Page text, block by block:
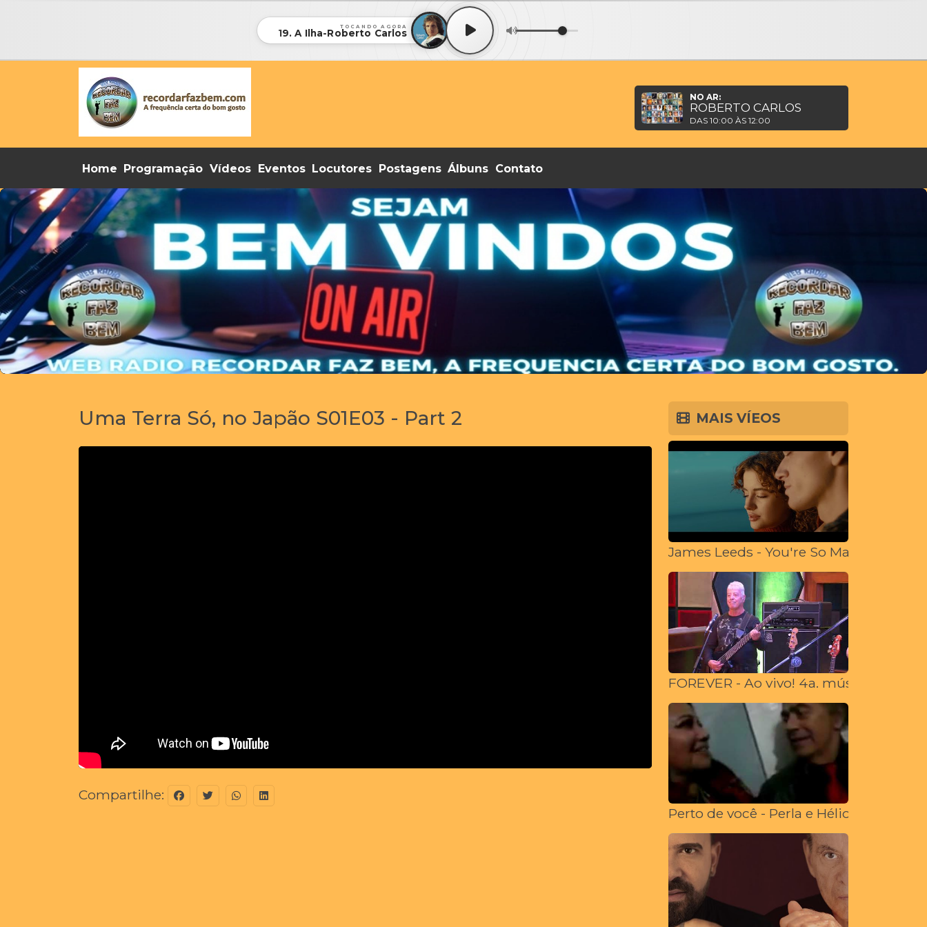
TOCANDO AGORA
19. A Ilha-Roberto Carlos
NO AR:
ROBERTO CARLOS
DAS 10:00 ÀS 12:00
Home Programação Vídeos Eventos Locutores Postagens Álbuns Contato
Uma Terra Só, no Japão S01E03 - Part 2
Compartilhe:
MAIS VÍEOS
James Leeds - You're So Magical (feat.
FOREVER - Ao vivo! 4a. música da live
Perto de você - Perla e Hélio